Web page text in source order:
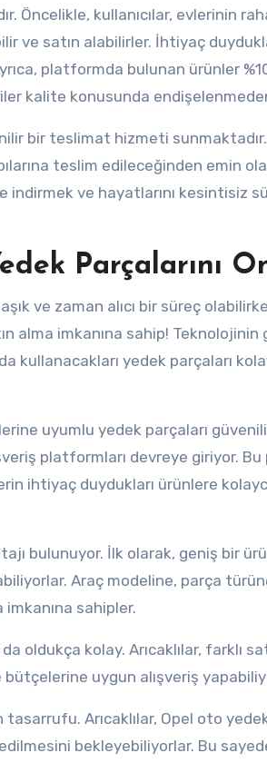
kullanıcılar, evlerinin
ve satın alabilirler. İhtiyaç
platformda bulunan ürünler
kalite konusunda
bir teslimat hizmeti
teslim edileceğinden emin
indirmek ve hayatlarını kesintisiz
Parçalarını
ve zaman alıcı bir süreç
alma imkanına sahip!
kullanacakları yedek parçaları
uyumlu yedek parçaları
platformları devreye giriyor.
ihtiyaç duydukları ürünlere
bulunuyor. İlk olarak, geniş bir
Araç modeline, parça
sahipler.
oldukça kolay. Arıcaklılar, farklı
uygun alışveriş
Arıcaklılar, Opel oto
bekleyebiliyorlar. Bu